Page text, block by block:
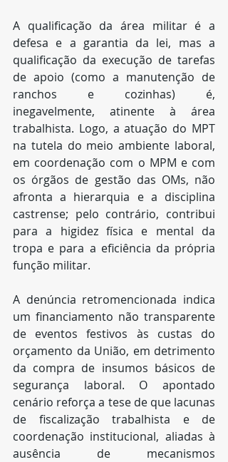
A qualificação da área militar é a
defesa e a garantia da lei, mas a
qualificação da execução de tarefas
de apoio (como a manutenção de
ranchos e cozinhas) é,
inegavelmente, atinente à área
trabalhista. Logo, a atuação do MPT
na tutela do meio ambiente laboral,
em coordenação com o MPM e com
os órgãos de gestão das OMs, não
afronta a hierarquia e a disciplina
castrense; pelo contrário, contribui
para a higidez física e mental da
tropa e para a eficiência da própria
função militar.
A denúncia retromencionada indica
um financiamento não transparente
de eventos festivos às custas do
orçamento da União, em detrimento
da compra de insumos básicos de
segurança laboral. O apontado
cenário reforça a tese de que lacunas
de fiscalização trabalhista e de
coordenação institucional, aliadas à
ausência de mecanismos